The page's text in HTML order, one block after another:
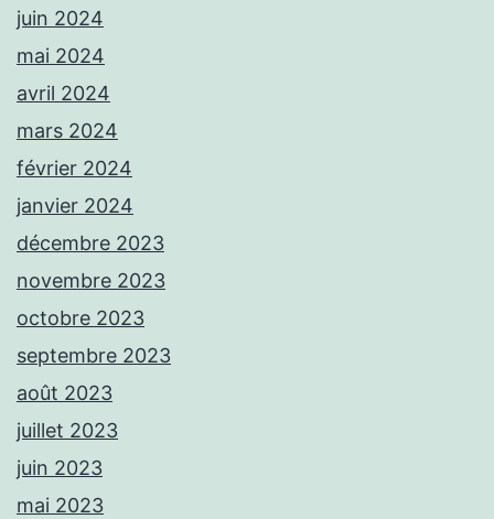
juin 2024
mai 2024
avril 2024
mars 2024
février 2024
janvier 2024
décembre 2023
novembre 2023
octobre 2023
septembre 2023
août 2023
juillet 2023
juin 2023
mai 2023